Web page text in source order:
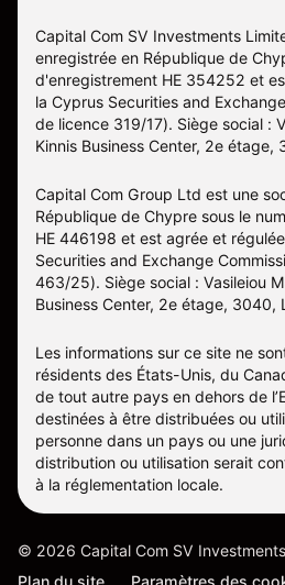
Capital Com SV Investments
enregistrée en République de
d'enregistrement HE 354252 et
la Cyprus Securities and
de licence 319/17). Siège social :
Kinnis Business Center, 2e étage,
Capital Com Group Ltd est une
République de Chypre sous le
ΗΕ 446198 et est agrée et
Securities and Exchange
463/25). Siège social : Vasileiou
Business Center, 2e étage, 3040,
Les informations sur ce site ne
résidents des États-Unis, du
de tout autre pays en dehors de
destinées à être distribuées ou
personne dans un pays ou une
distribution ou utilisation serait
à la réglementation locale.
© 2026 Capital Com SV